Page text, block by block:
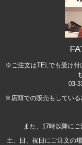
※ご注文はTELでも受け付
03-
※店頭での販売もしている
また、17時以降に
土、日、祝日にご注文の